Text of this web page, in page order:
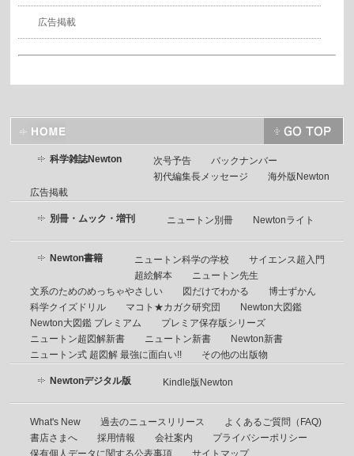
広告掲載
科学雑誌Newton 次号予告
バックナンバー
初代編集長メッセージ
海外版Newton
広告掲載
別冊・ムック・増刊 ニュートン別冊 Newtonライト
Newton書籍 ニュートン科学の学校
サイエンス超入門
超絵解本
ニュートン先生
文系のためのめっちゃやさしい
図だけでわかる
博士ずかん
科学クイズドリル
マコト★カガク研究団
Newton大図鑑
Newton大図鑑 プレミアム
プレミア保存版シリーズ
ニュートン超図解新書
ニュートン新書
Newton新書
ニュートン式 超図解 最強に面白い!!
その他の出版物
Newtonデジタル版 Kindle版Newton
What's New 過去のニュースリリース
よくあるご質問（FAQ)
書店さまへ
採用情報 会社案内
プライバシーポリシー